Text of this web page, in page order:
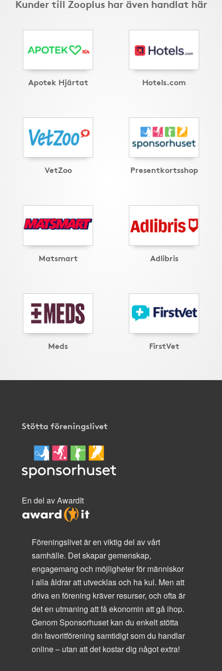
Kunder till Zooplus har även handlat här
Apotek Hjärtat Hotels.com
VetZoo Presentkortsshop
Matsmart Adlibris
Meds FirstVet
Stötta föreningslivet
En del av AwardIt
Föreningslivet är en viktig del av vårt
samhälle. Det skapar gemenskap,
engagemang och möjligheter för människor
i alla åldrar att utvecklas och ha kul. Men att
driva en förening kräver resurser, och ofta är
det en utmaning att få ekonomin att gå ihop.
Genom Sponsorhuset kan du enkelt stötta
din favoritförening samtidigt som du handlar
online – utan att det kostar dig något extra!